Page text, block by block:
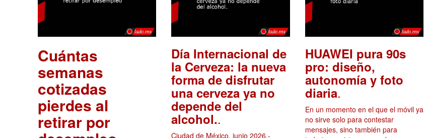
Cuántas
semanas
cotizadas
pierdes al
retirar por
Día Internacional de
la Cerveza: la nueva
forma de disfrutar
una cerveza ya no
depende del
alcohol..
Ciudad de México, junio 2026.-
HUAWEI pura 90s
pro: diseño,
autonomía y foto
diaria.
En un momento en el que el móvil ya
no sirve solo para contestar
mensajes, sino también para